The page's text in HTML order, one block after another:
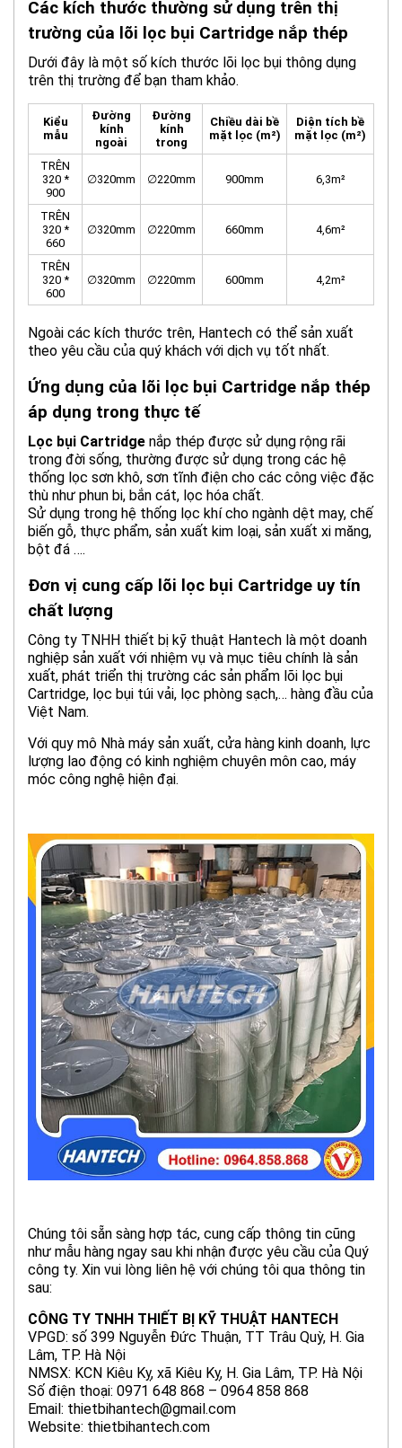
Các kích thước thường sử dụng trên thị
trường của lõi lọc bụi Cartridge nắp thép
Dưới đây là một số kích thước lõi lọc bụi thông dụng
trên thị trường để bạn tham khảo.
Kiểu
mẫu
Đường
kính
ngoài
Đường
kính
trong
Chiều dài bề
mặt lọc (m²)
Diện tích bề
mặt lọc (m²)
TRÊN
320 *
900
∅320mm ∅220mm 900mm 6,3m²
TRÊN
320 *
660
∅320mm ∅220mm 660mm 4,6m²
TRÊN
320 *
600
∅320mm ∅220mm 600mm 4,2m²
Ngoài các kích thước trên, Hantech có thể sản xuất
theo yêu cầu của quý khách với dịch vụ tốt nhất.
Ứng dụng của lõi lọc bụi Cartridge nắp thép
áp dụng trong thực tế
Lọc bụi Cartridge nắp thép được sử dụng rộng rãi
trong đời sống, thường được sử dụng trong các hệ
thống lọc sơn khô, sơn tĩnh điện cho các công việc đặc
thù như phun bi, bắn cát, lọc hóa chất.
Sử dụng trong hệ thống lọc khí cho ngành dệt may, chế
biến gỗ, thực phẩm, sản xuất kim loại, sản xuất xi măng,
bột đá ….
Đơn vị cung cấp lõi lọc bụi Cartridge uy tín
chất lượng
Công ty TNHH thiết bị kỹ thuật Hantech là một doanh
nghiệp sản xuất với nhiệm vụ và mục tiêu chính là sản
xuất, phát triển thị trường các sản phẩm lõi lọc bụi
Cartridge, lọc bụi túi vải, lọc phòng sạch,… hàng đầu của
Việt Nam.
Với quy mô Nhà máy sản xuất, cửa hàng kinh doanh, lực
lượng lao động có kinh nghiệm chuyên môn cao, máy
móc công nghệ hiện đại.
Chúng tôi sẵn sàng hợp tác, cung cấp thông tin cũng
như mẫu hàng ngay sau khi nhận được yêu cầu của Quý
công ty. Xin vui lòng liên hệ với chúng tôi qua thông tin
sau:
CÔNG TY TNHH THIẾT BỊ KỸ THUẬT HANTECH
VPGD: số 399 Nguyễn Đức Thuận, TT Trâu Quỳ, H. Gia
Lâm, TP. Hà Nội
NMSX: KCN Kiêu Kỵ, xã Kiêu Kỵ, H. Gia Lâm, TP. Hà Nội
Số điện thoại: 0971 648 868 – 0964 858 868
Email: thietbihantech@gmail.com
Website: thietbihantech.com